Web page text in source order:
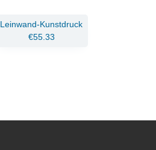
Leinwand-Kunstdruck
€55.33